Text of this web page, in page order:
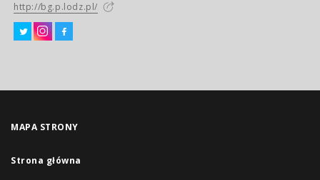
http://bg.p.lodz.pl/
MAPA STRONY
Strona główna